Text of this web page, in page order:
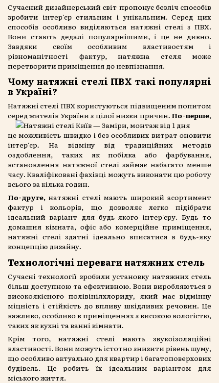
Сучасний дизайнерський світ пропонує безліч способів
зробити інтер'єр стильним і унікальним. Серед цих
способів особливо виділяються натяжні стелі з ПВХ.
Вони стають дедалі популярнішими, і це не дивно.
Завдяки своїм особливим властивостям і
різноманітності фактур, натяжна стеля може
перетворити приміщення до невпізнання.
Чому натяжні стелі ПВХ такі популярні
в Україні?
Натяжні стелі ПВХ користуються підвищеним попитом
серед жителів України з цілої низки причин. По-перше,
це можливість швидко і без особливих витрат оновити
інтер'єр. На відміну від традиційних методів
оздоблення, таких як побілка або фарбування,
встановлення натяжної стелі займає набагато менше
часу. Кваліфіковані фахівці можуть виконати цю роботу
всього за кілька годин.
По-друге, натяжні стелі мають широкий асортимент
фактур і кольорів, що дозволяє легко підібрати
ідеальний варіант для будь-якого інтер'єру. Будь то
домашня кімната, офіс або комерційне приміщення,
натяжні стелі здатні ідеально вписатися в будь-яку
концепцію дизайну.
Технологічні переваги натяжних стель
Сучасні технології зробили установку натяжних стель
більш доступною та ефективною. Вони виробляються з
високоякісного полівінілхлориду, який має відмінну
міцність і стійкість до впливу шкідливих речовин. Це
важливо, особливо в приміщеннях з високою вологістю,
таких як кухні та ванні кімнати.
Крім того, натяжні стелі мають звукоізоляційні
властивості. Вони можуть істотно знизити рівень шуму,
що особливо актуально для квартир і багатоповерхових
будівель. Це робить їх ідеальним варіантом для
міського життя.